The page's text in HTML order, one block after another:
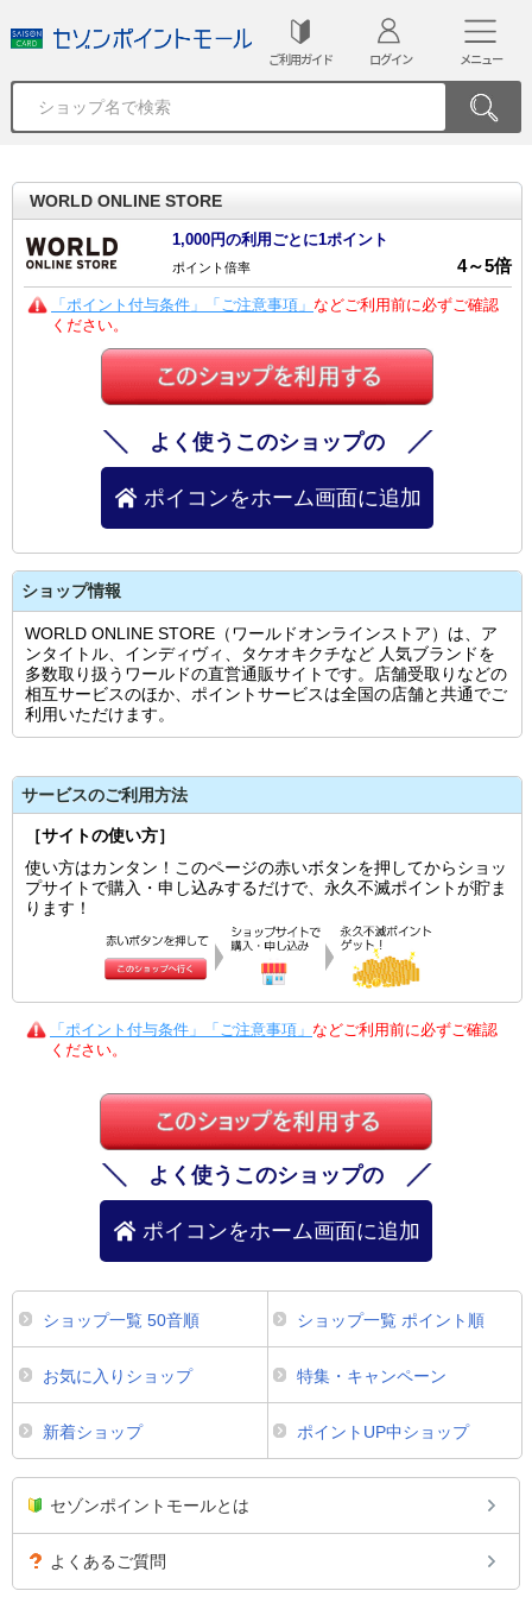
ご利用ガイド ログイン メニュー
WORLD ONLINE STORE
1,000円の利用ごとに1ポイント
ポイント倍率 4～5倍
「ポイント付与条件」「ご注意事項」 などご利用前に必ずご確認
ください。
よく使うこのショップの
ポイコンをホーム画面に追加
ショップ情報
WORLD ONLINE STORE（ワールドオンラインストア）は、ア
ンタイトル、インディヴィ、タケオキクチなど 人気ブランドを
多数取り扱うワールドの直営通販サイトです。店舗受取りなどの
相互サービスのほか、ポイントサービスは全国の店舗と共通でご
利用いただけます。
サービスのご利用方法
［サイトの使い方］
使い方はカンタン！このページの赤いボタンを押してからショッ
プサイトで購入・申し込みするだけで、永久不滅ポイントが貯ま
ります！
「ポイント付与条件」「ご注意事項」 などご利用前に必ずご確認
ください。
よく使うこのショップの
ポイコンをホーム画面に追加
ショップ一覧 50音順 ショップ一覧 ポイント順
お気に入りショップ 特集・キャンペーン
新着ショップ ポイントUP中ショップ
セゾンポイントモールとは
よくあるご質問